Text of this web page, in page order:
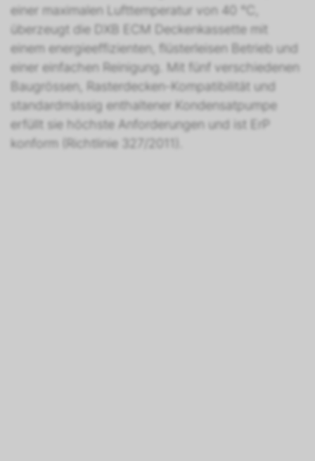
einer maximalen Lufttemperatur von 40 °C,
überzeugt die DXB ECM Deckenkassette mit
einem energieeffizienten, flüsterleisen Betrieb und
einer einfachen Reinigung. Mit fünf verschiedenen
Baugrössen, Rasterdecken-Kompatibilität und
standardmässig enthaltener Kondensatpumpe
erfüllt sie höchste Anforderungen und ist ErP
konform (Richtlinie 327/2011).